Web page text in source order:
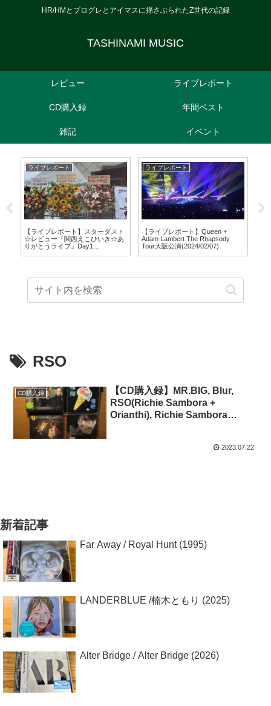
HR/HMとプログレとアイマスに揺さぶられたZ世代の記録
TASHINAMI MUSIC
レビュー ライブレポート
CD購入録 年間ベスト
雑記 イベント
ライブレポート
【ライブレポート】スターダスト
☆レビュー『関西えこひいき☆あ
りがとうライブ』Day1
ライブレポート
【ライブレポート】Queen +
Adam Lambert The Rhapsody
Tour大阪公演(2024/02/07)
RSO
CD購入録
【CD購入録】MR.BIG, Blur,
RSO(Richie Sambora +
Orianthi), Richie Sambora
2023.07.22
新着記事
Far Away / Royal Hunt (1995)
LANDERBLUE /楠木ともり (2025)
Alter Bridge / Alter Bridge (2026)